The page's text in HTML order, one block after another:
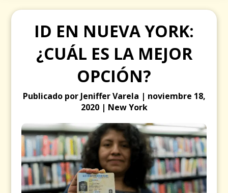
ID EN NUEVA YORK:
¿CUÁL ES LA MEJOR
OPCIÓN?
Publicado por Jeniffer Varela | noviembre 18,
2020 | New York